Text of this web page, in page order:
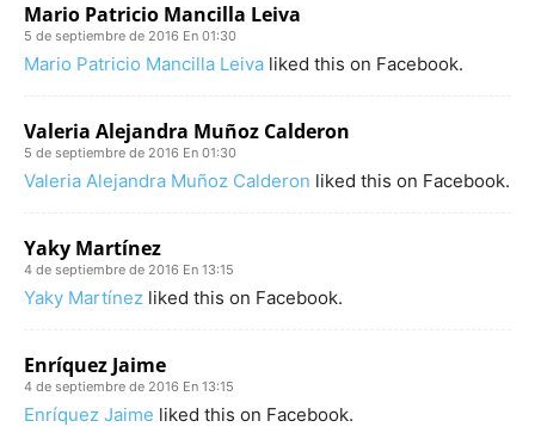
Mario Patricio Mancilla Leiva
5 de septiembre de 2016 En 01:30
Mario Patricio Mancilla Leiva liked this on Facebook.
Valeria Alejandra Muñoz Calderon
5 de septiembre de 2016 En 01:30
Valeria Alejandra Muñoz Calderon liked this on Facebook.
Yaky Martínez
4 de septiembre de 2016 En 13:15
Yaky Martínez liked this on Facebook.
Enríquez Jaime
4 de septiembre de 2016 En 13:15
Enríquez Jaime liked this on Facebook.